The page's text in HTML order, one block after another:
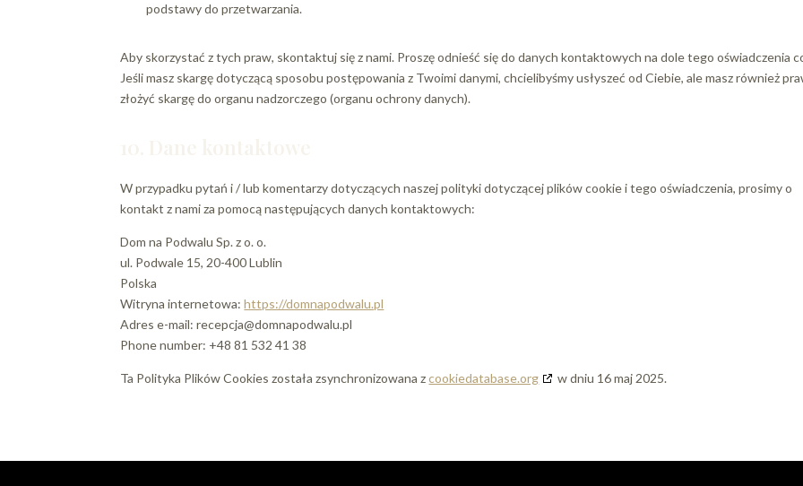
podstawy do przetwarzania.
Aby skorzystać z tych praw, skontaktuj się z nami. Proszę odnieść się do danych kontaktowych na dole tego oświadczenia
Jeśli masz skargę dotyczącą sposobu postępowania z Twoimi danymi, chcielibyśmy usłyszeć od Ciebie, ale masz również
złożyć skargę do organu nadzorczego (organu ochrony danych).
W przypadku pytań i / lub komentarzy dotyczących naszej polityki dotyczącej plików cookie i tego oświadczenia, prosimy o
kontakt z nami za pomocą następujących danych kontaktowych:
Dom na Podwalu Sp. z o. o.
ul. Podwale 15, 20-400 Lublin
Polska
Witryna internetowa:https://domnapodwalu.pl
Adres e-mail:recepcja@domnapodwalu.pl
Phone number: +48 81 532 41 38
Ta Polityka Plików Cookies została zsynchronizowana zcookiedatabase.org w dniu 16 maj 2025.